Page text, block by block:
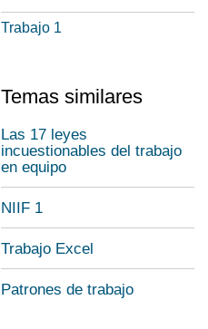
Trabajo 1
Temas similares
Las 17 leyes
incuestionables del trabajo
en equipo
NIIF 1
Trabajo Excel
Patrones de trabajo